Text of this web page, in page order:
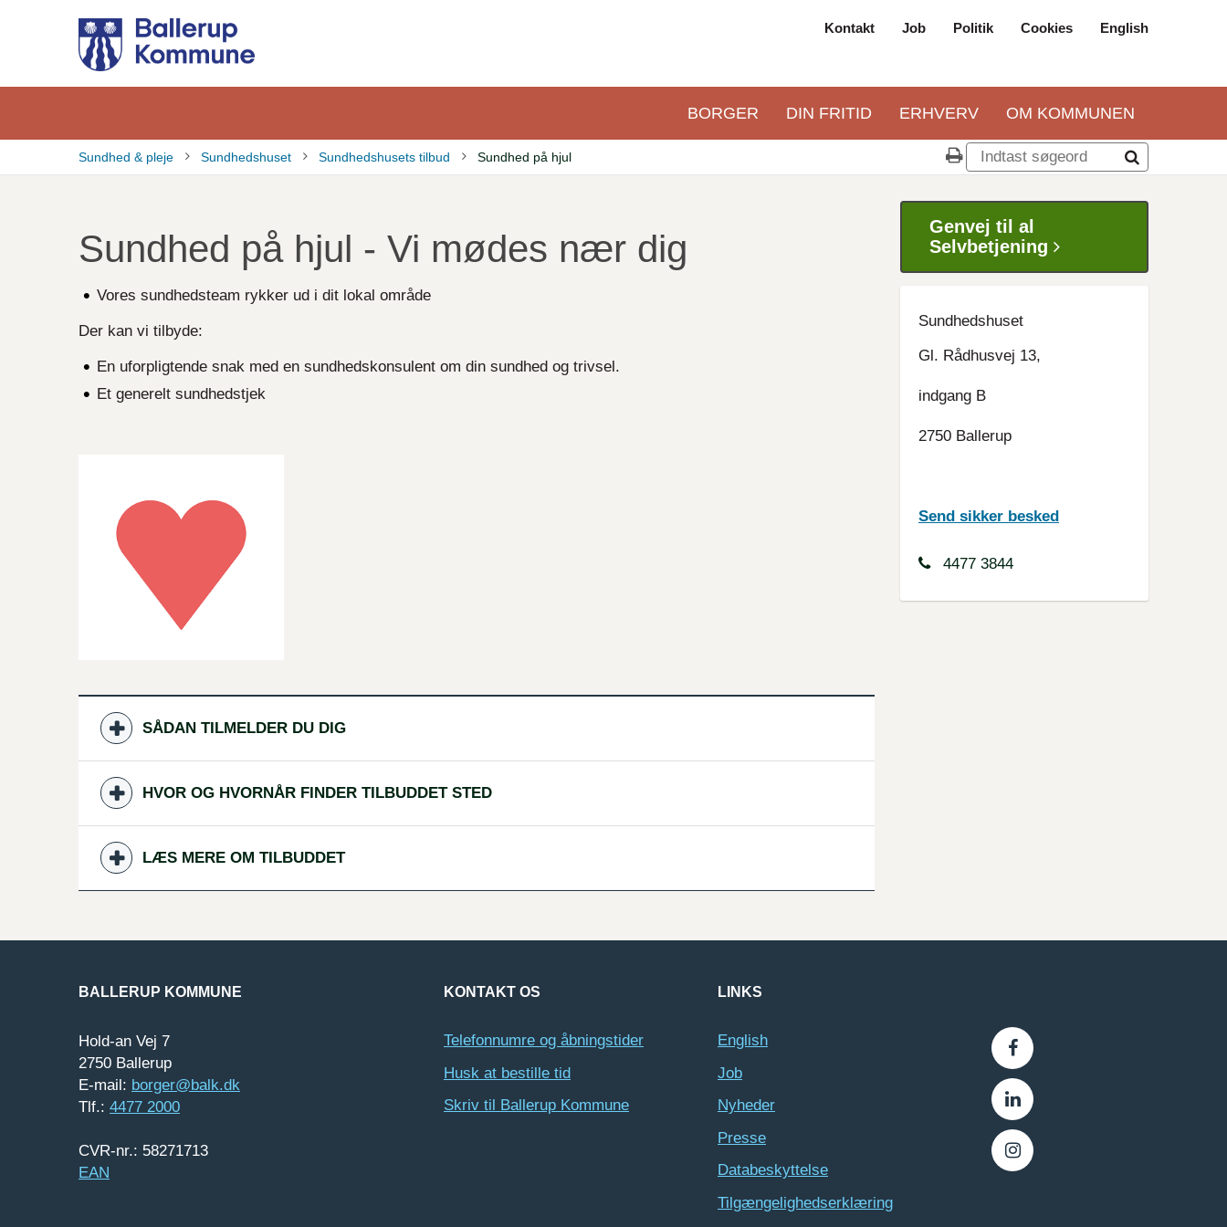
hovedindhold
navigation
Kontakt Job Politik Cookies English
Primær
BORGER DIN FRITID ERHVERV OM KOMMUNEN
Sundhed & pleje Sundhedshuset Sundhedshusets tilbud Sundhed på hjul
Sundhed på hjul - Vi mødes nær dig
Vores sundhedsteam rykker ud i dit lokal område
Der kan vi tilbyde:
En uforpligtende snak med en sundhedskonsulent om din sundhed og trivsel.
Et generelt sundhedstjek
SÅDAN TILMELDER DU DIG
HVOR OG HVORNÅR FINDER TILBUDDET STED
LÆS MERE OM TILBUDDET
Genvej til al
Selvbetjening
Sundhedshuset
Gl. Rådhusvej 13,
indgang B
2750 Ballerup
Send sikker besked
4477 3844
BALLERUP KOMMUNE
Hold-an Vej 7
2750 Ballerup
E-mail: borger@balk.dk
Tlf.: 4477 2000
CVR-nr.: 58271713
EAN
KONTAKT OS
Telefonnumre og åbningstider
Husk at bestille tid
Skriv til Ballerup Kommune
LINKS
English
Job
Nyheder
Presse
Databeskyttelse
Tilgængelighedserklæring